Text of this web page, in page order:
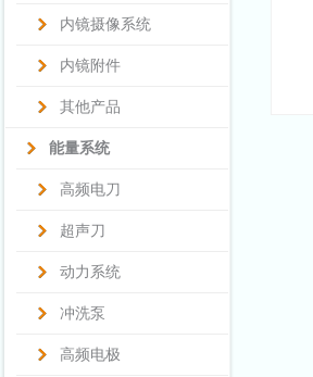
内镜摄像系统
内镜附件
其他产品
能量系统
高频电刀
超声刀
动力系统
冲洗泵
高频电极